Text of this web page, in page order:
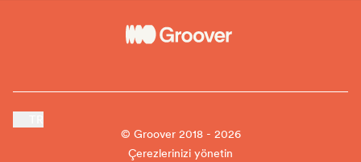
© Groover 2018 - 2026
Çerezlerinizi yönetin